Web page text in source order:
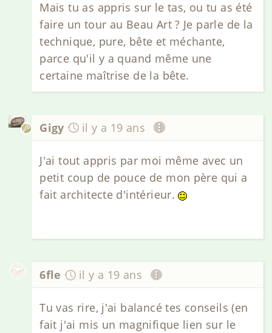
Mais tu as appris sur le tas, ou tu as été
faire un tour au Beau Art ? Je parle de la
technique, pure, bête et méchante,
parce qu'il y a quand même une
certaine maîtrise de la bête.
Gigy il y a 19 ans
J'ai tout appris par moi même avec un
petit coup de pouce de mon père qui a
fait architecte d'intérieur.
6fle il y a 19 ans
Tu vas rire, j'ai balancé tes conseils (en
fait j'ai mis un magnifique lien sur le